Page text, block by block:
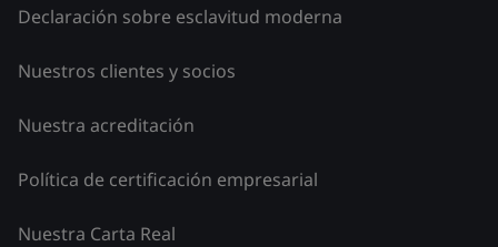
Declaración sobre esclavitud moderna
Nuestros clientes y socios
Nuestra acreditación
Política de certificación empresarial
Nuestra Carta Real